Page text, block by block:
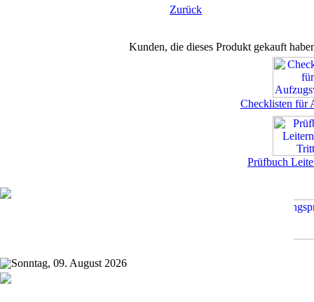
Zurück
Kunden, die dieses Produkt gekauft
Checklisten für
Prüfbuch
Sonntag, 09. August 2026